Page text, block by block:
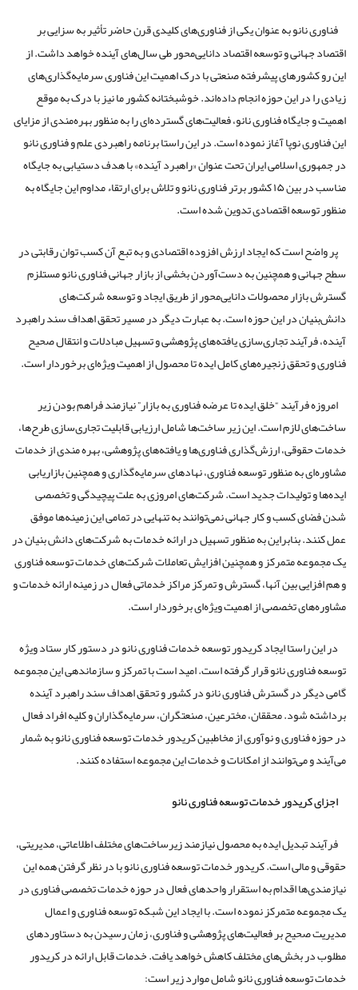
فناوری نانو به عنوان یکی از فناوری‌های کلیدی قرن حاضر تأثیر به سزایی بر
اقتصاد جهانی و توسعه اقتصاد دانایی‌محور طی سال‌های آینده خواهد داشت. از
این رو کشورهای پیشرفته صنعتی با درک اهمیت این فناوری سرمایه‌گذاری‌های
زیادی را در این حوزه انجام داده‌اند. خوشبختانه کشور ما نیز با درک به موقع
اهمیت و جایگاه فناوری نانو، فعالیت‌های گسترده‌ای را به منظور بهره‌مندی از مزایای
این فناوری نوپا آغاز نموده است. در این راستا برنامه راهبردی علم و فناوری نانو
در جمهوری اسلامی ایران تحت عنوان «راهبرد آینده» با هدف دستیابی به جایگاه
مناسب در بین ۱۵ کشور برتر فناوری نانو و تلاش برای ارتقاء مداوم این جایگاه به
منظور توسعه اقتصادی تدوین شده است.
پر واضح است که ایجاد ارزش افزوده اقتصادی و به تبع آن کسب توان رقابتی در
سطح جهانی و همچنین به دست‌آوردن بخشی از بازار جهانی فناوری نانو مستلزم
گسترش بازار محصولات دانایی‌محور از طریق ایجاد و توسعه شرکت‌های
دانش‌بنیان در این حوزه است. به عبارت دیگر در مسیر تحقق اهداف سند راهبرد
آینده، فرآیند تجاری‌سازی یافته‌های پژوهشی و تسهیل مبادلات و انتقال صحیح
فناوری و تحقق زنجیره‌های کامل ایده تا محصول از اهمیت ویژه‌ای برخوردار است.
امروزه فرآیند “خلق ایده تا عرضه فناوری به بازار” نیازمند فراهم بودن زیر
ساخت‌های لازم است. این زیر ساخت‌ها شامل ارزیابی قابلیت تجاری‌سازی طرح‌ها،
خدمات حقوقی، ارزش‌گذاری فناوری‌ها و یافته‌های پژوهشی، بهره مندی از خدمات
مشاوره‌ای به منظور توسعه فناوری، نهادهای سرمایه‌گذاری و همچنین بازاریابی
ایده‌ها و تولیدات جدید است. شرکت‌های امروزی به علت پیچیدگی و تخصصی
شدن فضای کسب و کار جهانی نمی‌توانند به تنهایی در تمامی این زمینه‌ها موفق
عمل کنند. بنابراین به منظور تسهیل در ارائه خدمات به شرکت‌های دانش بنیان در
یک مجموعه متمرکز و همچنین افزایش تعاملات شرکت‌های خدمات توسعه فناوری
و هم افزایی بین آنها، گسترش و تمرکز مراکز خدماتی فعال در زمینه ارائه خدمات و
مشاوره‌های تخصصی از اهمیت ویژه‌ای برخوردار است.
در این راستا ایجاد کریدور توسعه خدمات فناوری نانو در دستور کار ستاد ویژه
توسعه فناوری نانو قرار گرفته است. امید است با تمرکز و سازماندهی این مجموعه
گامی دیگر در گسترش فناوری نانو در کشور و تحقق اهداف سند راهبرد آینده
برداشته شود. محققان، مخترعین، صنعتگران، سرمایه‌گذاران و کلیه افراد فعال
در حوزه فناوری و نوآوری از مخاطبین کریدور خدمات توسعه فناوری نانو به شمار
می‌آیند و می‌توانند از امکانات و خدمات این مجموعه استفاده کنند.
اجزای کریدور خدمات توسعه فناوری نانو
فرآیند تبدیل ایده به محصول نیازمند زیرساخت‌های مختلف اطلاعاتی، مدیریتی،
حقوقی و مالی است. کریدور خدمات توسعه فناوری نانو با در نظر گرفتن همه این
نیازمندی‌ها اقدام به استقرار واحدهای فعال در حوزه خدمات تخصصی فناوری در
یک مجموعه متمرکز نموده است. با ایجاد این شبکه توسعه فناوری و اعمال
مدیریت صحیح بر فعالیت‌های پژوهشی و فناوری، زمان رسیدن به دستاوردهای
مطلوب در بخش‌های مختلف کاهش خواهد یافت. خدمات قابل ارائه در کریدور
خدمات توسعه فناوری نانو شامل موارد زیر است: